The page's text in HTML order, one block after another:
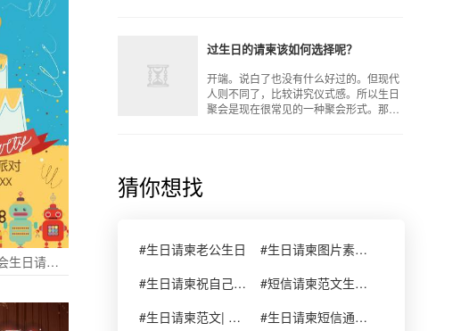
小布丁宝宝百日宴会生日请柬电子请柬
过生日的请柬该如何选择呢？
开端。说白了也没有什么好过的。但现代
人则不同了，比较讲究仪式感。所以生日
聚会是现在很常见的一种聚会形式。那么
猜你想找
#生日请柬老公生日
#生日请柬图片素材 生日快乐
#生日请柬祝自己生日快乐图片
#短信请柬范文生日60岁生日
#生日请柬范文| 生日邀请函范文
#生日请柬短信通知(男士36岁生日)